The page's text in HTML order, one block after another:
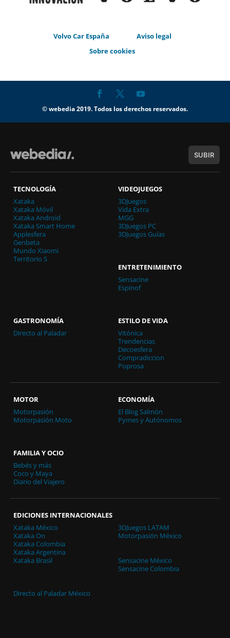
Volvo Car España
Aviso legal
Sobre cookies
© webedia 2019. Todos los derechos reservados.
SUBIR
TECNOLOGÍA
Xataka
Xataka Móvil
Xataka Android
Xataka Smart Home
Applesfera
Genbeta
Mundo Xiaomi
Territorio S
VIDEOJUEGOS
3DJuegos
Vida Extra
MGG
3DJuegos PC
3DJuegos Guías
ENTRETENIMIENTO
Sensacine
Espinof
GASTRONOMÍA
Directo al Paladar
ESTILO DE VIDA
Vitónica
Trendencias
Decoesfera
Compradiccion
Poprosa
MOTOR
Motorpasión
Motorpasión Moto
ECONOMÍA
El Blog Salmón
Pymes y Autónomos
FAMILIA Y OCIO
Bebés y más
Coco y Maya
Diario del Viajero
EDICIONES INTERNACIONALES
Xataka México
Xataka On
Xataka Colombia
Xataka Argentina
Xataka Brasil
3DJuegos LATAM
Motorpasión México
Sensacine México
Sensacine Colombia
Directo al Paladar México